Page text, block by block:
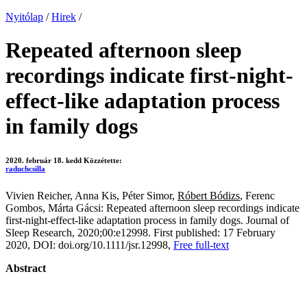
Nyitólap / Hirek /
Repeated afternoon sleep
recordings indicate first‐night‐
effect‐like adaptation process
in family dogs
2020. február 18. kedd Közzétette:
raduchcsilla
Vivien Reicher, Anna Kis, Péter Simor, Róbert Bódizs, Ferenc
Gombos, Márta Gácsi: Repeated afternoon sleep recordings indicate
first‐night‐effect‐like adaptation process in family dogs. Journal of
Sleep Research, 2020;00:e12998. First published: 17 February
2020, DOI: doi.org/10.1111/jsr.12998, Free full-text
Abstract